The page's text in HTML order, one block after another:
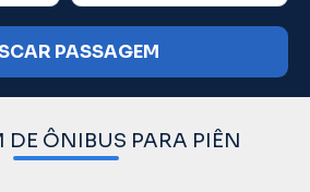
PASSAGEM
DE ÔNIBUS PARA PIÊN